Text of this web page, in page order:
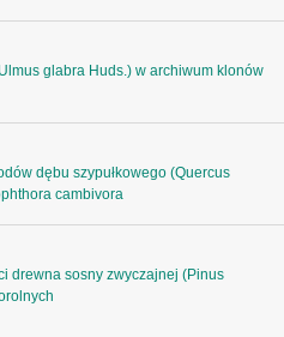
glabra Huds.) w archiwum klonów
dębu szypułkowego (Quercus
cambivora
drewna sosny zwyczajnej (Pinus